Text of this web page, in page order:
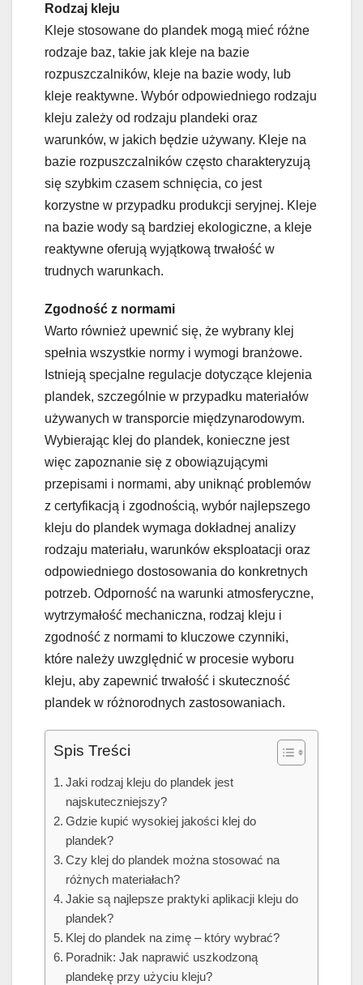
Rodzaj kleju
Kleje stosowane do plandek mogą mieć różne
rodzaje baz, takie jak kleje na bazie
rozpuszczalników, kleje na bazie wody, lub
kleje reaktywne. Wybór odpowiedniego rodzaju
kleju zależy od rodzaju plandeki oraz
warunków, w jakich będzie używany. Kleje na
bazie rozpuszczalników często charakteryzują
się szybkim czasem schnięcia, co jest
korzystne w przypadku produkcji seryjnej. Kleje
na bazie wody są bardziej ekologiczne, a kleje
reaktywne oferują wyjątkową trwałość w
trudnych warunkach.
Zgodność z normami
Warto również upewnić się, że wybrany klej
spełnia wszystkie normy i wymogi branżowe.
Istnieją specjalne regulacje dotyczące klejenia
plandek, szczególnie w przypadku materiałów
używanych w transporcie międzynarodowym.
Wybierając klej do plandek, konieczne jest
więc zapoznanie się z obowiązującymi
przepisami i normami, aby uniknąć problemów
z certyfikacją i zgodnością, wybór najlepszego
kleju do plandek wymaga dokładnej analizy
rodzaju materiału, warunków eksploatacji oraz
odpowiedniego dostosowania do konkretnych
potrzeb. Odporność na warunki atmosferyczne,
wytrzymałość mechaniczna, rodzaj kleju i
zgodność z normami to kluczowe czynniki,
które należy uwzględnić w procesie wyboru
kleju, aby zapewnić trwałość i skuteczność
plandek w różnorodnych zastosowaniach.
Spis Treści
Jaki rodzaj kleju do plandek jest
najskuteczniejszy?
Gdzie kupić wysokiej jakości klej do
plandek?
Czy klej do plandek można stosować na
różnych materiałach?
Jakie są najlepsze praktyki aplikacji kleju do
plandek?
Klej do plandek na zimę – który wybrać?
Poradnik: Jak naprawić uszkodzoną
plandekę przy użyciu kleju?